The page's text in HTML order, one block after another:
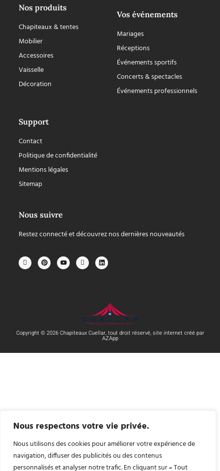
Nous respectons votre vie privée.
Nous utilisons des cookies pour améliorer votre expérience de
navigation, diffuser des publicités ou des contenus
personnalisés et analyser notre trafic. En cliquant sur « Tout
Nos produits
Chapiteaux & tentes
Mobilier
Accessoires
Vaisselle
Décoration
Vos événements
Mariages
Réceptions
Événements sportifs
Concerts & spectacles
Événements professionnels
Support
Contact
Politique de confidentialité
Mentions légales
Sitemap
Nous suivre
Restez connecté et découvrez nos dernières nouveautés
Copyright © 2026 Chapiteaux Cuellar, tout droit réservé, site internet créé par
AZApp